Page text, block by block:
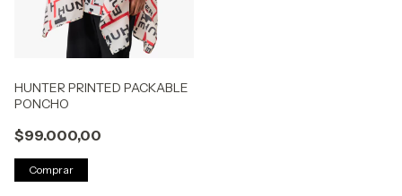
HUNTER PRINTED PACKABLE
PONCHO
$99.000,00
Comprar